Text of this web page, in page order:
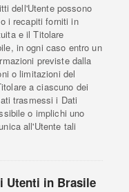
dell'Utente possono
i recapiti forniti in
e il Titolare
in ogni caso entro un
previste dalla
o limitazioni del
a ciascuno dei
trasmessi i Dati
o implichi uno
all'Utente tali
Utenti in Brasile